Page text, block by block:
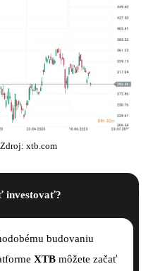
xtb.com
investovať?
budovaniu
XTB môžete začať